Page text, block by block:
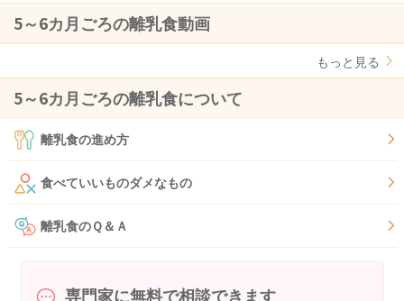
5～6カ月ごろの離乳食動画
もっと見る
5～6カ月ごろの離乳食について
離乳食の進め方
食べていいものダメなもの
離乳食のＱ＆Ａ
専門家に無料で相談できます